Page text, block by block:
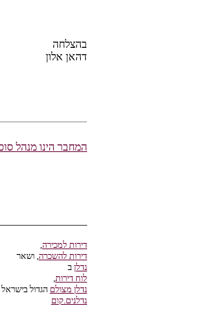
בהצלחה
דהאן אלון
המחבר הינו מנהל
דירות למכירה,
דירות להשכרה, ושאר
נדלן ב
לוח דירות,
נדלן מצולם הגדול
נדלנים.קום